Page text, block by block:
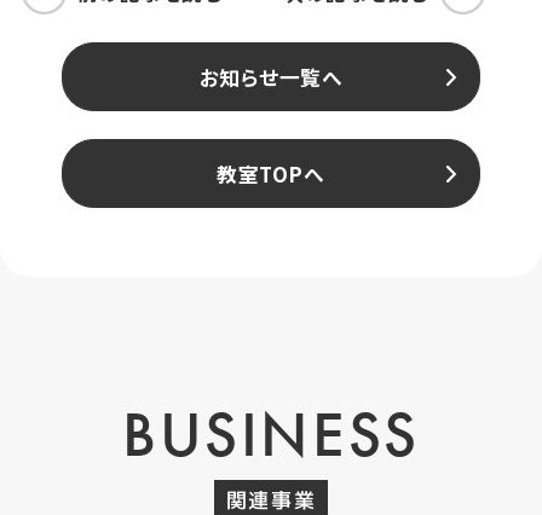
お知らせ一覧へ
教室TOPへ
BUSINESS
関連事業